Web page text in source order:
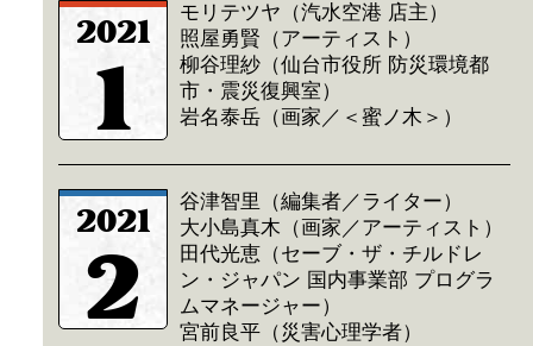
2021
1
モリテツヤ（汽水空港 店主）
照屋勇賢（アーティスト）
柳谷理紗（仙台市役所 防災環境都
市・震災復興室）
岩名泰岳（画家／＜蜜ノ木＞）
2021
2
谷津智里（編集者／ライター）
大小島真木（画家／アーティスト）
田代光恵（セーブ・ザ・チルドレ
ン・ジャパン 国内事業部 プログラ
ムマネージャー）
宮前良平（災害心理学者）